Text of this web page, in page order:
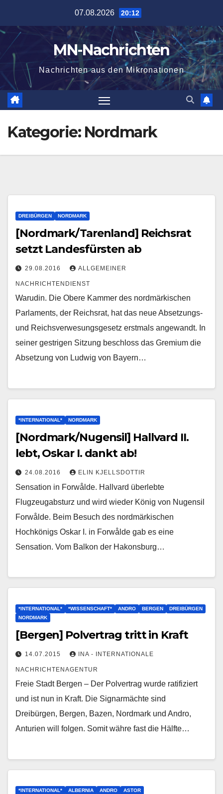
springen
07.08.2026 20:12
MN-Nachrichten
Nachrichten aus den Mikronationen
Kategorie: Nordmark
DREIBÜRGEN NORDMARK
[Nordmark/Tarenland] Reichsrat
setzt Landesfürsten ab
29.08.2016 ALLGEMEINER
NACHRICHTENDIENST
Warudin. Die Obere Kammer des nordmärkischen
Parlaments, der Reichsrat, hat das neue Absetzungs-
und Reichsverwesungsgesetz erstmals angewandt. In
seiner gestrigen Sitzung beschloss das Gremium die
Absetzung von Ludwig von Bayern…
*INTERNATIONAL* NORDMARK
[Nordmark/Nugensil] Hallvard II.
lebt, Oskar I. dankt ab!
24.08.2016 ELIN KJELLSDOTTIR
Sensation in Forwålde. Hallvard überlebte
Flugzeugabsturz und wird wieder König von Nugensil
Forwålde. Beim Besuch des nordmärkischen
Hochkönigs Oskar I. in Forwålde gab es eine
Sensation. Vom Balkon der Hakonsburg…
*INTERNATIONAL* *WISSENSCHAFT* ANDRO BERGEN
DREIBÜRGEN
NORDMARK
[Bergen] Polvertrag tritt in Kraft
14.07.2015 INA - INTERNATIONALE
NACHRICHTENAGENTUR
Freie Stadt Bergen – Der Polvertrag wurde ratifiziert
und ist nun in Kraft. Die Signarmächte sind
Dreibürgen, Bergen, Bazen, Nordmark und Andro,
Anturien will folgen. Somit währe fast die Hälfte…
*INTERNATIONAL* ALBERNIA ANDRO
ASTOR